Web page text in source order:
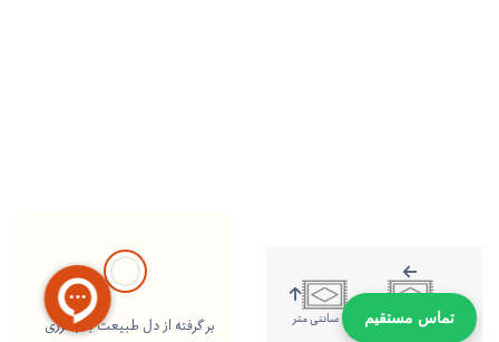
197 سانتی متر 143 سانتی متر
بر گرفته از دل طبیعت با رنگرزی
تماس مستقیم